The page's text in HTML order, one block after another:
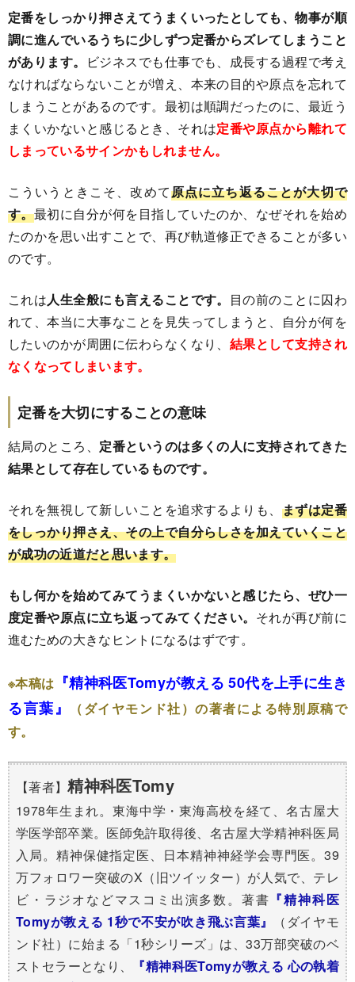
定番をしっかり押さえてうまくいったとしても、物事が順
調に進んでいるうちに少しずつ定番からズレてしまうこと
があります。
ビジネスでも仕事でも、成長する過程で考え
なければならないことが増え、本来の目的や原点を忘れて
しまうことがあるのです。最初は順調だったのに、最近う
まくいかないと感じるとき、それは定番や原点から離れて
しまっているサインかもしれません。
こういうときこそ、改めて原点に立ち返ることが大切で
す。最初に自分が何を目指していたのか、なぜそれを始め
たのかを思い出すことで、再び軌道修正できることが多い
のです。
これは人生全般にも言えることです。 目の前のことに囚わ
れて、本当に大事なことを見失ってしまうと、自分が何を
したいのかが周囲に伝わらなくなり、 結果として支持され
なくなってしまいます。
定番を大切にすることの意味
結局のところ、 定番というのは多くの人に支持されてきた
結果として存在しているものです。
それを無視して新しいことを追求するよりも、 まずは定番
をしっかり押さえ、その上で自分らしさを加えていくこと
が成功の近道だと思います。
もし何かを始めてみてうまくいかないと感じたら、ぜひ一
度定番や原点に立ち返ってみてください。 それが再び前に
進むための大きなヒントになるはずです。
※本稿は 『精神科医Tomyが教える 50代を上手に生き
る言葉』
（ダイヤモンド社）の著者による特別原稿で
す。
【著者】精神科医Tomy
1978年生まれ。東海中学・東海高校を経て、名古屋大
学医学部卒業。医師免許取得後、名古屋大学精神科医局
入局。精神保健指定医、日本精神神経学会専門医。39
万フォロワー突破のX（旧ツイッター）が人気で、テレ
ビ・ラジオなどマスコミ出演多数。著書 『精神科医
Tomyが教える 1秒で不安が吹き飛ぶ言葉』
（ダイヤモ
ンド社）に始まる「1秒シリーズ」は、33万部突破のベ
ストセラーとなり、
『精神科医Tomyが教える 心の執着